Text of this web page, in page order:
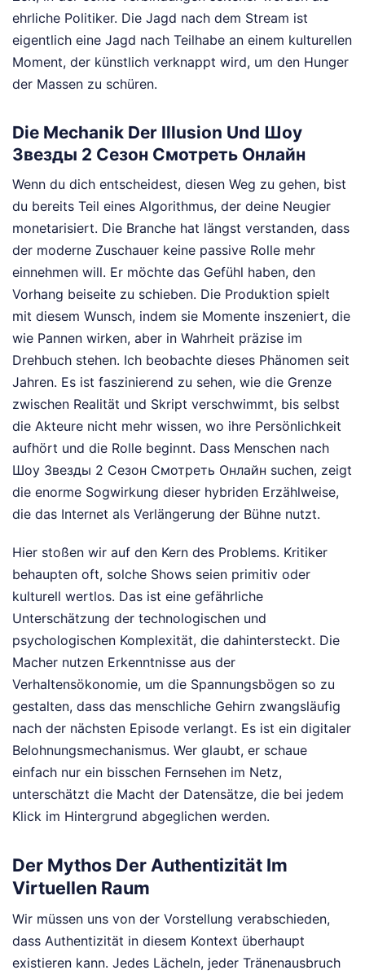
ehrliche Politiker. Die Jagd nach dem Stream ist
eigentlich eine Jagd nach Teilhabe an einem kulturellen
Moment, der künstlich verknappt wird, um den Hunger
der Massen zu schüren.
Die Mechanik Der Illusion Und Шоу
Звезды 2 Сезон Смотреть Онлайн
Wenn du dich entscheidest, diesen Weg zu gehen, bist
du bereits Teil eines Algorithmus, der deine Neugier
monetarisiert. Die Branche hat längst verstanden, dass
der moderne Zuschauer keine passive Rolle mehr
einnehmen will. Er möchte das Gefühl haben, den
Vorhang beiseite zu schieben. Die Produktion spielt
mit diesem Wunsch, indem sie Momente inszeniert, die
wie Pannen wirken, aber in Wahrheit präzise im
Drehbuch stehen. Ich beobachte dieses Phänomen seit
Jahren. Es ist faszinierend zu sehen, wie die Grenze
zwischen Realität und Skript verschwimmt, bis selbst
die Akteure nicht mehr wissen, wo ihre Persönlichkeit
aufhört und die Rolle beginnt. Dass Menschen nach
Шоу Звезды 2 Сезон Смотреть Онлайн suchen, zeigt
die enorme Sogwirkung dieser hybriden Erzählweise,
die das Internet als Verlängerung der Bühne nutzt.
Hier stoßen wir auf den Kern des Problems. Kritiker
behaupten oft, solche Shows seien primitiv oder
kulturell wertlos. Das ist eine gefährliche
Unterschätzung der technologischen und
psychologischen Komplexität, die dahintersteckt. Die
Macher nutzen Erkenntnisse aus der
Verhaltensökonomie, um die Spannungsbögen so zu
gestalten, dass das menschliche Gehirn zwangsläufig
nach der nächsten Episode verlangt. Es ist ein digitaler
Belohnungsmechanismus. Wer glaubt, er schaue
einfach nur ein bisschen Fernsehen im Netz,
unterschätzt die Macht der Datensätze, die bei jedem
Klick im Hintergrund abgeglichen werden.
Der Mythos Der Authentizität Im
Virtuellen Raum
Wir müssen uns von der Vorstellung verabschieden,
dass Authentizität in diesem Kontext überhaupt
existieren kann. Jedes Lächeln, jeder Tränenausbruch